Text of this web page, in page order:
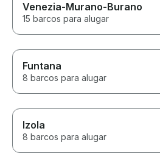
Venezia-Murano-Burano
15 barcos para alugar
Funtana
8 barcos para alugar
Izola
8 barcos para alugar